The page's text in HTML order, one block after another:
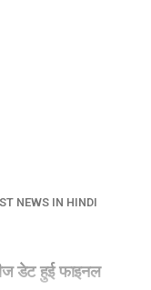
NEWS IN HINDI
डेट हुई फाइनल